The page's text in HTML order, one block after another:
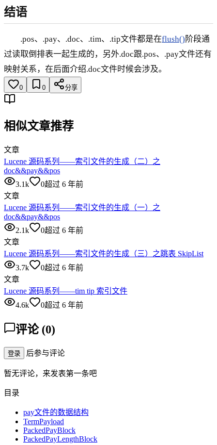
结语
.pos、.pay、.doc、.tim、.tip文件都是在flush() 阶段通
过读取倒排表一起生成的，另外.doc跟.pos、.pay文件还有
映射关系，在后面介绍.doc文件时候会涉及。
0 0 分享
相似文章推荐
文章
Lucene 源码系列——索引文件的生成（二）之
doc&&pay&&pos
3.1k
0超过 6 年前
文章
Lucene 源码系列——索引文件的生成（一）之
doc&&pay&&pos
2.1k
0超过 6 年前
文章
Lucene 源码系列——索引文件的生成（三）之跳表 SkipList
3.7k
0超过 6 年前
文章
Lucene 源码系列——tim tip 索引文件
4.6k
0超过 6 年前
评论 (0)
登录 后参与评论
暂无评论，来发表第一条吧
目录
pay文件的数据结构
TermPayload
PackedPayBlock
PackedPayLengthBlock